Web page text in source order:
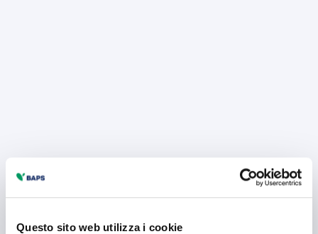
Questo sito web utilizza i cookie